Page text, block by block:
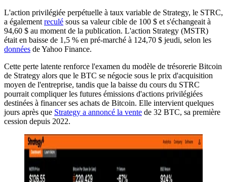
L'action privilégiée perpétuelle à taux variable de Strategy, le STRC,
a également reculé sous sa valeur cible de 100 $ et s'échangeait à
94,60 $ au moment de la publication. L'action Strategy (MSTR)
était en baisse de 1,5 % en pré-marché à 124,70 $ jeudi, selon les
données de Yahoo Finance.
Cette perte latente renforce l'examen du modèle de trésorerie Bitcoin
de Strategy alors que le BTC se négocie sous le prix d'acquisition
moyen de l'entreprise, tandis que la baisse du cours du STRC
pourrait compliquer les futures émissions d'actions privilégiées
destinées à financer ses achats de Bitcoin. Elle intervient quelques
jours après que Strategy a annoncé la vente de 32 BTC, sa première
cession depuis 2022.